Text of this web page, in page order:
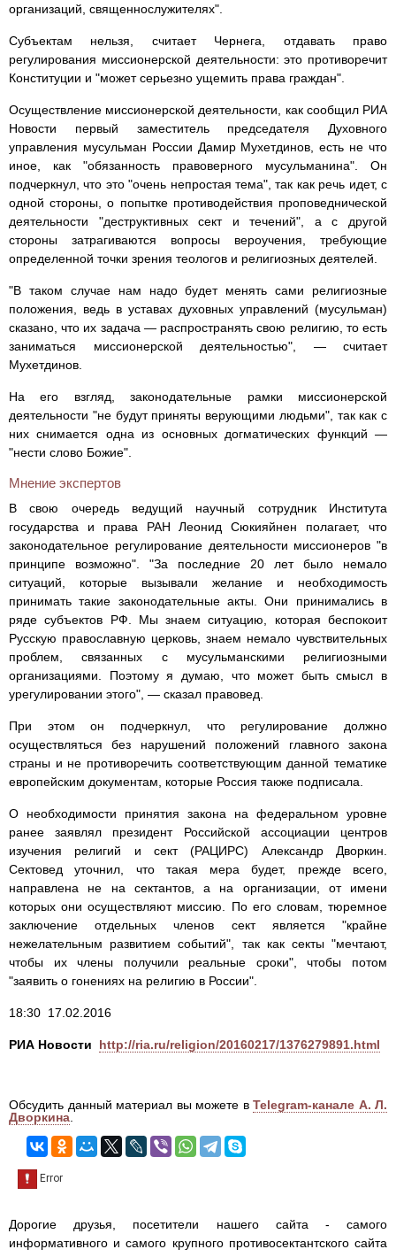
организаций, священнослужителях".
Субъектам нельзя, считает Чернега, отдавать право
регулирования миссионерской деятельности: это противоречит
Конституции и "может серьезно ущемить права граждан".
Осуществление миссионерской деятельности, как сообщил РИА
Новости первый заместитель председателя Духовного
управления мусульман России Дамир Мухетдинов, есть не что
иное, как "обязанность правоверного мусульманина". Он
подчеркнул, что это "очень непростая тема", так как речь идет, с
одной стороны, о попытке противодействия проповеднической
деятельности "деструктивных сект и течений", а с другой
стороны затрагиваются вопросы вероучения, требующие
определенной точки зрения теологов и религиозных деятелей.
"В таком случае нам надо будет менять сами религиозные
положения, ведь в уставах духовных управлений (мусульман)
сказано, что их задача — распространять свою религию, то есть
заниматься миссионерской деятельностью", — считает
Мухетдинов.
На его взгляд, законодательные рамки миссионерской
деятельности "не будут приняты верующими людьми", так как с
них снимается одна из основных догматических функций —
"нести слово Божие".
Мнение экспертов
В свою очередь ведущий научный сотрудник Института
государства и права РАН Леонид Сюкияйнен полагает, что
законодательное регулирование деятельности миссионеров "в
принципе возможно". "За последние 20 лет было немало
ситуаций, которые вызывали желание и необходимость
принимать такие законодательные акты. Они принимались в
ряде субъектов РФ. Мы знаем ситуацию, которая беспокоит
Русскую православную церковь, знаем немало чувствительных
проблем, связанных с мусульманскими религиозными
организациями. Поэтому я думаю, что может быть смысл в
урегулировании этого", — сказал правовед.
При этом он подчеркнул, что регулирование должно
осуществляться без нарушений положений главного закона
страны и не противоречить соответствующим данной тематике
европейским документам, которые Россия также подписала.
О необходимости принятия закона на федеральном уровне
ранее заявлял президент Российской ассоциации центров
изучения религий и сект (РАЦИРС) Александр Дворкин.
Сектовед уточнил, что такая мера будет, прежде всего,
направлена не на сектантов, а на организации, от имени
которых они осуществляют миссию. По его словам, тюремное
заключение отдельных членов сект является "крайне
нежелательным развитием событий", так как секты "мечтают,
чтобы их члены получили реальные сроки", чтобы потом
"заявить о гонениях на религию в России".
18:30 17.02.2016
РИА Новости http://ria.ru/religion/20160217/1376279891.html
Обсудить данный материал вы можете в Telegram-канале А. Л.
Дворкина
Дорогие друзья, посетители нашего сайта - самого
информативного и самого крупного противосектантского сайта